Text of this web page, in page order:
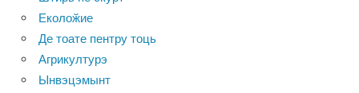
Еколоӂие
Де тоате пентру тоць
Агрикултурэ
Ынвэцэмынт